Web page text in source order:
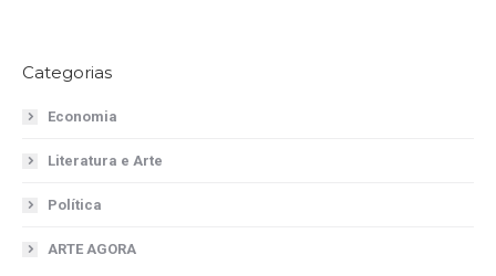
Categorias
Economia
Literatura e Arte
Política
ARTE AGORA